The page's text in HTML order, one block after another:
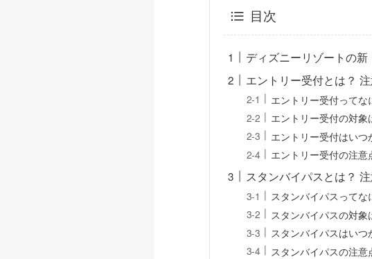
目次
ディズニーリゾートの新
エントリー受付とは？
エントリー受付ってな
エントリー受付の対象
エントリー受付はいつ
エントリー受付の注意
スタンバイパスとは？
スタンバイパスってな
スタンバイパスの対象
スタンバイパスはいつ
スタンバイパスの注意